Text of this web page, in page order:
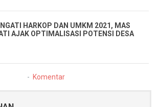
HARKOP DAN UMKM 2021, MAS
AJAK OPTIMALISASI POTENSI DESA
Komentar